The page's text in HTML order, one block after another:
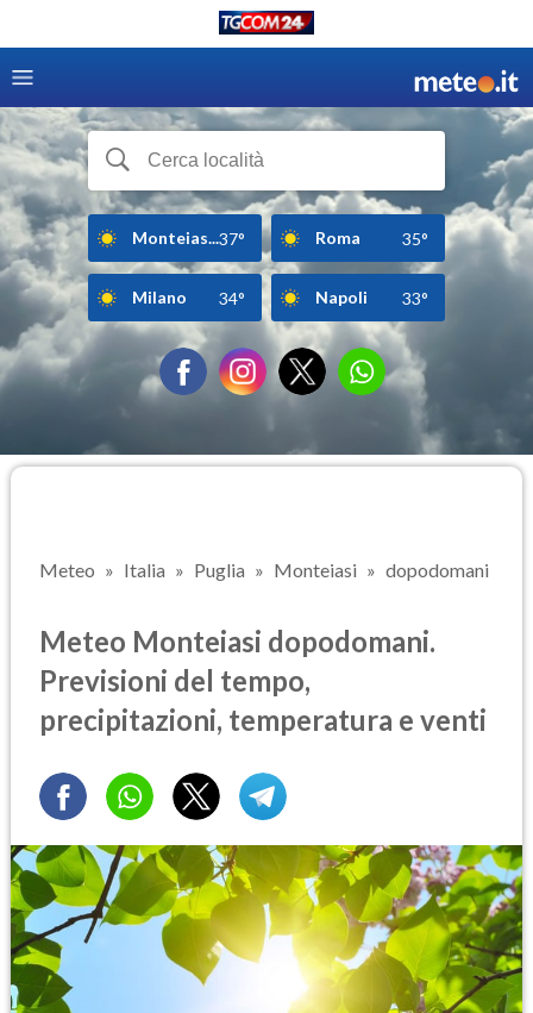
Monteias...37° Roma 35°
Milano 34° Napoli 33°
Meteo Italia Puglia Monteiasi dopodomani
Meteo Monteiasi dopodomani.
Previsioni del tempo,
precipitazioni, temperatura e venti